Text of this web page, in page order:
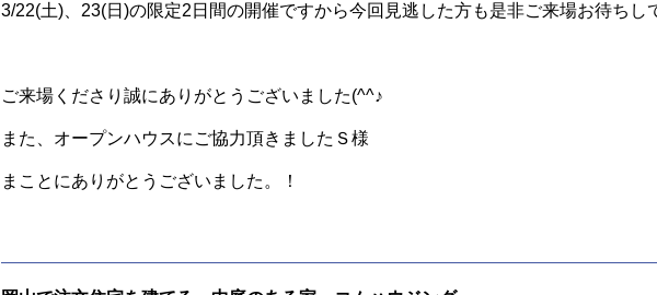
3/22(土)、23(日)の限定2日間の開催ですから今回見逃した方も是非ご来場お待ちし
ご来場くださり誠にありがとうございました(^^♪
また、オープンハウスにご協力頂きましたＳ様
まことにありがとうございました。！